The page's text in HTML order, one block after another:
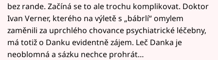
bez rande. Začíná se to ale trochu komplikovat. Doktor
Ivan Verner, kterého na výletě s „bábrlí“ omylem
zaměnili za uprchlého chovance psychiatrické léčebny,
má totiž o Danku evidentně zájem. Leč Danka je
neoblomná a sázku nechce prohrát…